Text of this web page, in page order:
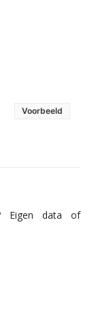
Voorbeeld
Eigen data of